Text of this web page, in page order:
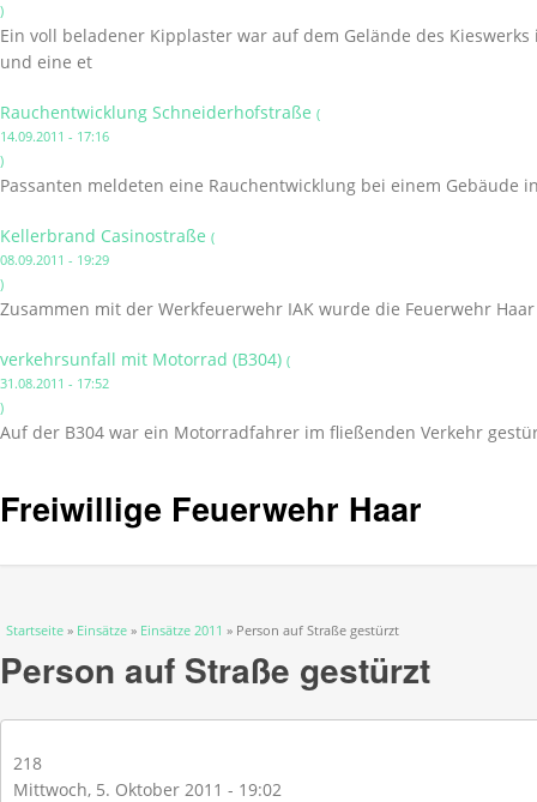
)
Ein voll beladener Kipplaster war auf dem Gelände des
und eine et
Rauchentwicklung Schneiderhofstraße (
14.09.2011 - 17:16
)
Passanten meldeten eine Rauchentwicklung bei einem Gebäude
Kellerbrand Casinostraße (
08.09.2011 - 19:29
)
Zusammen mit der Werkfeuerwehr IAK wurde die Feuerwehr
verkehrsunfall mit Motorrad (B304) (
31.08.2011 - 17:52
)
Auf der B304 war ein Motorradfahrer im fließenden Verkehr
Freiwillige Feuerwehr Haar
Sie sind hier
Startseite » Einsätze » Einsätze 2011 » Person auf Straße gestürzt
Person auf Straße gestürzt
218
Mittwoch, 5. Oktober 2011 - 19:02